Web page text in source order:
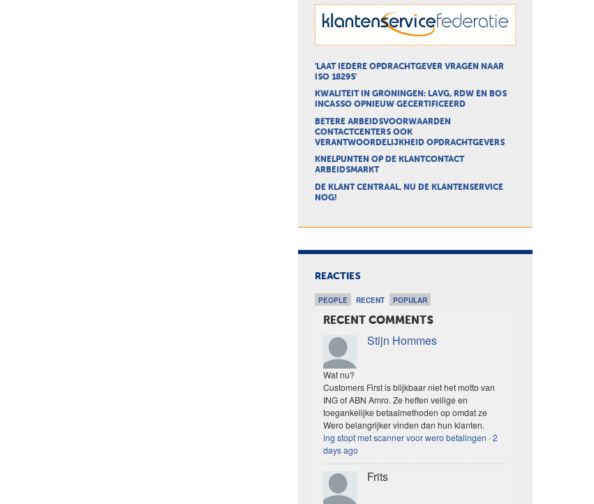
'LAAT IEDERE OPDRACHTGEVER VRAGEN NAAR
ISO 18295'
KWALITEIT IN GRONINGEN: LAVG, RDW EN BOS
INCASSO OPNIEUW GECERTIFICEERD
BETERE ARBEIDSVOORWAARDEN
CONTACTCENTERS OOK
VERANTWOORDELIJKHEID OPDRACHTGEVERS
KNELPUNTEN OP DE KLANTCONTACT
ARBEIDSMARKT
DE KLANT CENTRAAL, NU DE KLANTENSERVICE
NOG!
REACTIES
PEOPLE RECENT POPULAR
RECENT COMMENTS
Stijn Hommes
Wat nu?
Customers First is blijkbaar niet het motto van
ING of ABN Amro. Ze heffen veilige en
toegankelijke betaalmethoden op omdat ze
Wero belangrijker vinden dan hun klanten.
ing stopt met scanner voor wero betalingen ·2
days ago
Frits